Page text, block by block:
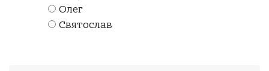
Олег
Святослав